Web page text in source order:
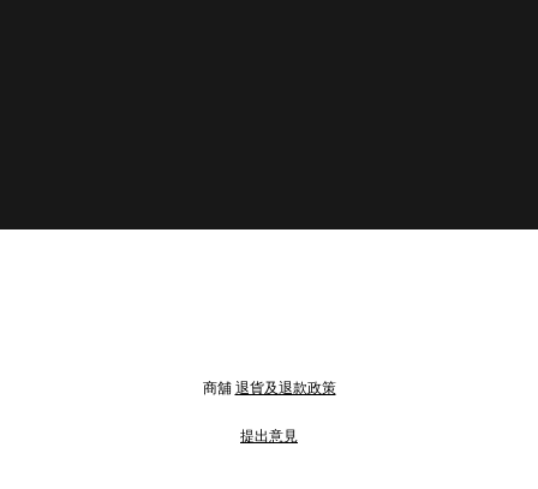
商舖退貨及退款政策
提出意見